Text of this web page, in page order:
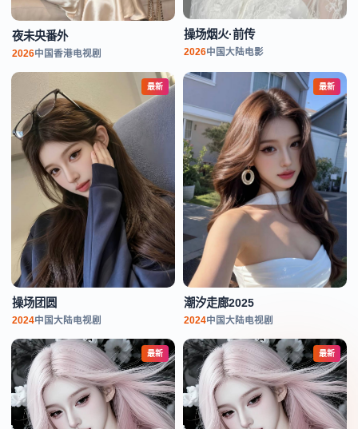
夜未央番外
2026中国香港电视剧
操场烟火·前传
2026中国大陆电影
最新
操场团圆
2024中国大陆电视剧
最新
潮汐走廊2025
2024中国大陆电视剧
最新 最新